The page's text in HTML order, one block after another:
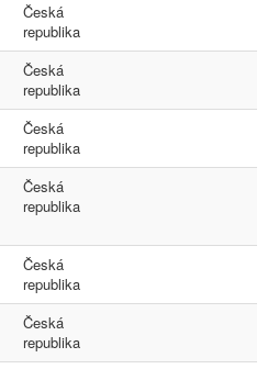
Česká
republika
Česká
republika
Česká
republika
Česká
republika
Česká
republika
Česká
republika